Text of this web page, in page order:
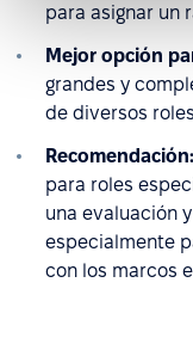
para asignar un
Mejor opción
grandes y
de diversos
Recomendación:
para roles
una evaluación
especialmente
con los marcos